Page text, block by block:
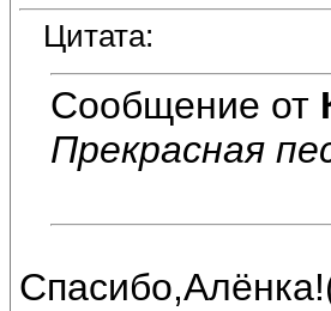
Цитата:
Сообщение от
Прекрасная